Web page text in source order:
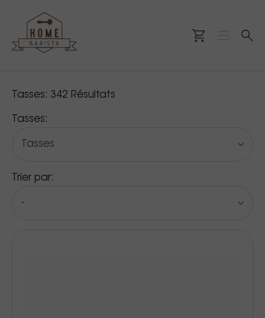
Nos produits
Tasses: 342 Résultats
Tasses:
Tasses
Trier par:
-